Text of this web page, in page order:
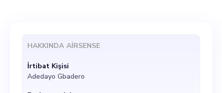
mükemmel bir fırsatımız var.
Bu kişinin sağlıklı ortamları
teşvik etme konusunda
HAKKINDA AIRSENSE
İrtibat Kişisi
Adedayo Gbadero